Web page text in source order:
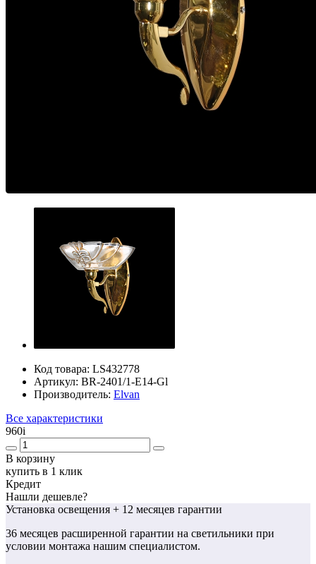
Код товара: LS432778
Артикул: BR-2401/1-E14-Gl
Производитель: Elvan
Все характеристики
960i
В корзину
купить в 1 клик
Кредит
Нашли дешевле?
Установка освещения + 12 месяцев гарантии
36 месяцев расширенной гарантии на светильники при
условии монтажа нашим специалистом.